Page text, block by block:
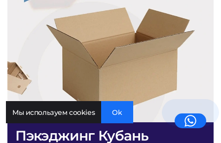
Пэкэджинг Кубань
Мы используем cookies Ok